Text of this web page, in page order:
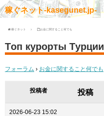
稼ぐネット-kasegunet.jp-
稼ぐネット お金に関すること何でも
Tоп курорты Tурции
フォーラム › お金に関すること何でも
投稿者 投稿
2026-06-23 15:02